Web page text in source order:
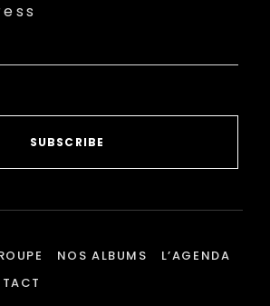
SUBSCRIBE
NOS ALBUMS
L’AGENDA